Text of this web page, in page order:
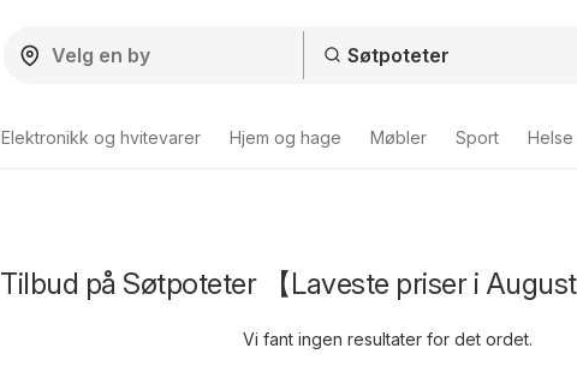
Elektronikk og hvitevarer Hjem og hage Møbler Sport
Tilbud på Søtpoteter 【Laveste priser i August
Vi fant ingen resultater for det ordet.